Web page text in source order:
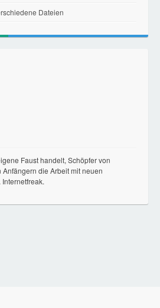
Dateien
Faust handelt, Schöpfer von
die Arbeit mit neuen